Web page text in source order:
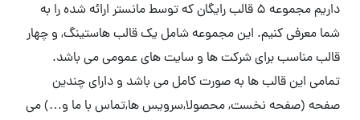
داریم مجموعه 5 قالب رایگان که توسط مانستر ارائه شده را به
شما معرفی کنیم. این مجموعه شامل یک قالب هاستینگ, و چهار
قالب مناسب برای شرکت ها و سایت های عمومی می باشد.
تمامی این قالب ها به صورت کامل می باشد و دارای چندین
صفحه (صفحه نخست, محصولا,سرویس ها,تماس با ما و…) می